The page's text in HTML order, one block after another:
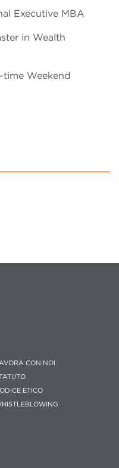
Executive MBA
in Wealth
time Weekend
CON NOI
ETICO